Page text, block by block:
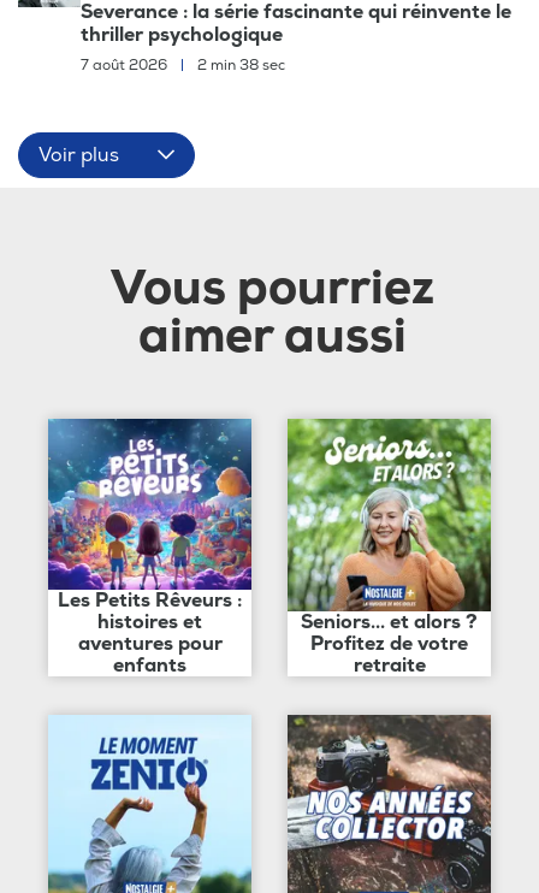
Severance : la série fascinante qui réinvente le
thriller psychologique
7 août 2026 2 min 38 sec
Voir plus
Vous pourriez
aimer aussi
Les Petits Rêveurs :
histoires et
aventures pour
enfants
Seniors... et alors ?
Profitez de votre
retraite